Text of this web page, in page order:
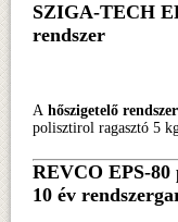
SZIGA-TECH
rendszer
A hőszigetelő rendszer
polisztirol ragasztó 5
REVCO EPS-80
10 év